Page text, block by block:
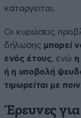
καταργείται.
Οι κυρώσεις
δήλωσης μπορεί
ενός έτους, ενώ
ή η υποβολή
τιμωρείται με
Έρευνες